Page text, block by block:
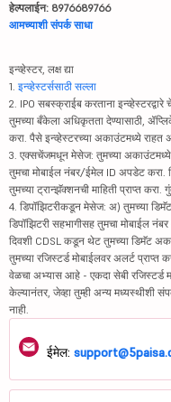
हेल्पलाईन: 8976689766
आमच्याशी संपर्क साधा
इन्व्हेस्टर, लक्ष द्या
1. इन्व्हेस्टर्ससाठी सल्ला
2. IPO सबस्क्राईब करताना
तुमच्या बँकेला अधिकृतता देण्यासाठी,
करा. पैसे इन्व्हेस्टरच्या अकाउंटमध्ये राहत
3. एक्सचेंजमधून मेसेज: तुमच्या
तुमचा मोबाईल नंबर/ईमेल ID अपडेट करा.
तुमच्या ट्रान्झॅक्शनची माहिती प्राप्त करा.
4. डिपॉझिटरीकडून मेसेज: अ) तुमच्या
डिपॉझिटरी सहभागीसह तुमचा मोबाईल
दिवशी CDSL कडून थेट तुमच्या डिमॅट
तुमच्या रजिस्टर्ड मोबाईलवर अलर्ट प्राप्त
वेळचा अभ्यास आहे - एकदा सेबी रजिस्टर्ड
केल्यानंतर, जेव्हा तुम्ही अन्य मध्यस्थीशी
नाही.
ईमेल: